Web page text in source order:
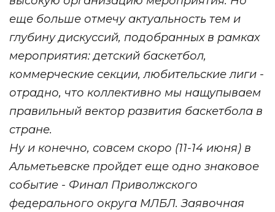
еще больше отмечу актуальность тем и
глубину дискуссий, подобранных в рамках
мероприятия: детский баскетбол,
коммерческие секции, любительские лиги -
отрадно, что коллективно мы нащупываем
правильный вектор развития баскетбола в
стране.
Ну и конечно, совсем скоро (11-14 июня) в
Альметьевске пройдет еще одно знаковое
событие - Финал Приволжского
федерального округа МЛБЛ. Заявочная